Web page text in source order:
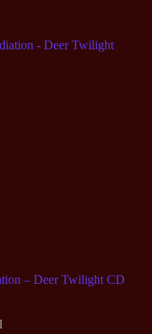
– Deer Twilight CD